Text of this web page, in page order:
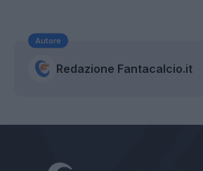
Autore
Redazione Fantacalcio.it